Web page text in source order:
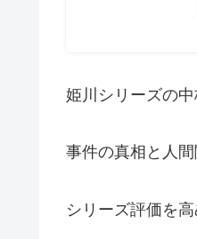
姫川シリーズの中
事件の真相と人間
シリーズ評価を高